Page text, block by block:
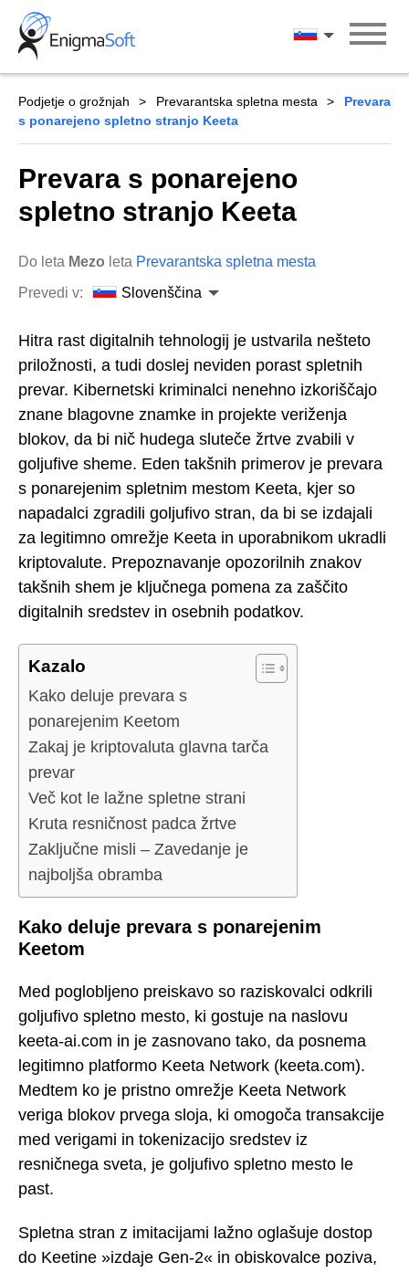
Skip
content
Slovenščina
Podjetje o grožnjah Prevarantska spletna mesta
Prevara
s ponarejeno spletno stranjo Keeta
Prevara s ponarejeno
spletno stranjo Keeta
Do leta Mezo leta Prevarantska spletna mesta
Prevedi v:
Slovenščina
Hitra rast digitalnih tehnologij je ustvarila nešteto
priložnosti, a tudi doslej neviden porast spletnih
prevar. Kibernetski kriminalci nenehno izkoriščajo
znane blagovne znamke in projekte veriženja
blokov, da bi nič hudega sluteče žrtve zvabili v
goljufive sheme. Eden takšnih primerov je prevara
s ponarejenim spletnim mestom Keeta, kjer so
napadalci zgradili goljufivo stran, da bi se izdajali
za legitimno omrežje Keeta in uporabnikom ukradli
kriptovalute. Prepoznavanje opozorilnih znakov
takšnih shem je ključnega pomena za zaščito
digitalnih sredstev in osebnih podatkov.
Kazalo
Kako deluje prevara s
ponarejenim Keetom
Zakaj je kriptovaluta glavna tarča
prevar
Več kot le lažne spletne strani
Kruta resničnost padca žrtve
Zaključne misli – Zavedanje je
najboljša obramba
Kako deluje prevara s ponarejenim
Keetom
Med poglobljeno preiskavo so raziskovalci odkrili
goljufivo spletno mesto, ki gostuje na naslovu
keeta-ai.com in je zasnovano tako, da posnema
legitimno platformo Keeta Network (keeta.com).
Medtem ko je pristno omrežje Keeta Network
veriga blokov prvega sloja, ki omogoča transakcije
med verigami in tokenizacijo sredstev iz
resničnega sveta, je goljufivo spletno mesto le
past.
Spletna stran z imitacijami lažno oglašuje dostop
do Keetine »izdaje Gen-2« in obiskovalce poziva,